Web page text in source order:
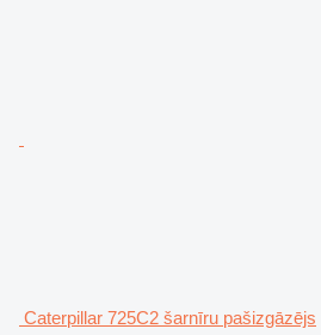
Caterpillar 725C2 šarnīru pašizgāzējs